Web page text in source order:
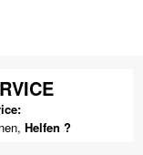
Helfen ?